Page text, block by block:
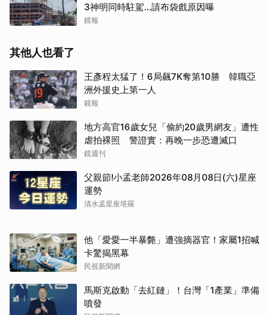
3神明同時駐駕...請布袋戲原因曝
鏡報
其他人也看了
王彥程太猛了！6局飆7K奪第10勝 韓職亞
洲外援史上第一人
鏡報
地方高官16歲女兒「偷約20歲男網友」遭性
虐拍裸照 警證實：再晚一步恐遭滅口
鏡週刊
父親節!小孟老師2026年08月08日(六)星座
運勢
清水孟星座塔羅
他「愛愛一半暴斃」遭強摘器官！家屬1招喊
卡驚揭黑幕
民視新聞網
馬斯克啟動「去紅鏈」！台灣「1產業」準備
噴發